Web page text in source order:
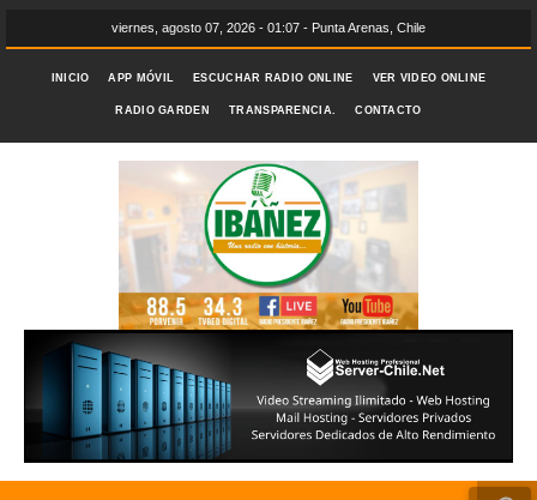
viernes, agosto 07, 2026 - 01:07 - Punta Arenas, Chile
INICIO APP MÓVIL ESCUCHAR RADIO ONLINE VER VIDEO ONLINE
RADIO GARDEN TRANSPARENCIA. CONTACTO